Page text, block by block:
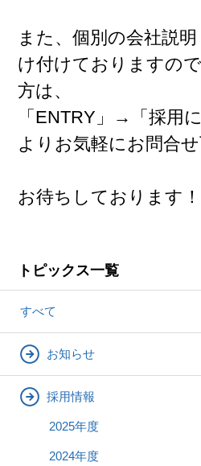
また、個別の会社説
け付けておりますの
方は、
「ENTRY」→「採用
よりお気軽にお問合せ
お待ちしております！
トピックス一覧
すべて
お知らせ
採用情報
2025年度
2024年度